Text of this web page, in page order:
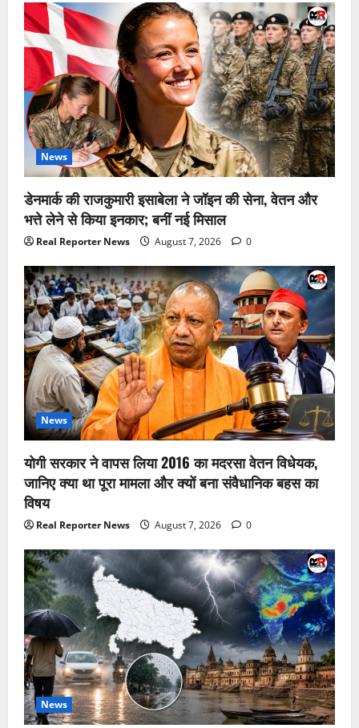
News
डेनमार्क की राजकुमारी इसाबेला ने जॉइन की सेना, वेतन और
भत्ते लेने से किया इनकार; बनीं नई मिसाल
Real Reporter News August 7, 2026 0
News
योगी सरकार ने वापस लिया 2016 का मदरसा वेतन विधेयक,
जानिए क्या था पूरा मामला और क्यों बना संवैधानिक बहस का
विषय
Real Reporter News August 7, 2026 0
News